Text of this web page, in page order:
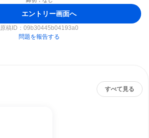
エントリー画面へ
原稿ID： 09b30445b04193a0
問題を報告する
すべて見る